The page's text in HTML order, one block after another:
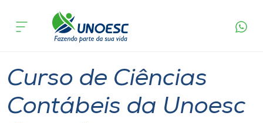
Cursos
Pesquisa
acontece
Curso de Ciências
Contábeis da Unoesc